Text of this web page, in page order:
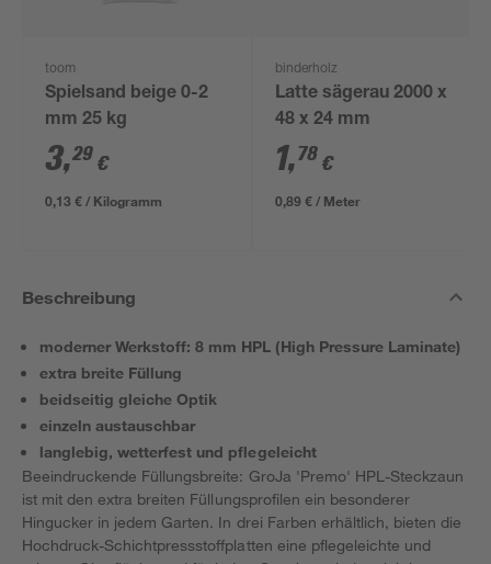
toom
Spielsand beige 0-2
mm 25 kg
3,29 €
0,13 € / Kilogramm
binderholz
Latte sägerau 2000 x
48 x 24 mm
1,78 €
0,89 € / Meter
Beschreibung
moderner Werkstoff: 8 mm HPL (High Pressure Laminate)
extra breite Füllung
beidseitig gleiche Optik
einzeln austauschbar
langlebig, wetterfest und pflegeleicht
Beeindruckende Füllungsbreite: GroJa 'Premo' HPL-Steckzaun
ist mit den extra breiten Füllungsprofilen ein besonderer
Hingucker in jedem Garten. In drei Farben erhältlich, bieten die
Hochdruck-Schichtpressstoffplatten eine pflegeleichte und